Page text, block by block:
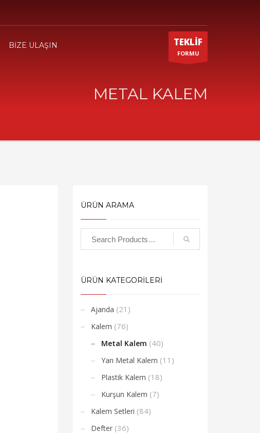
BİZE ULAŞIN TEKLİF
FORMU
METAL KALEM
ÜRÜN ARAMA
ÜRÜN KATEGORİLERİ
Ajanda (21)
Kalem (76)
Metal Kalem (40)
Yarı Metal Kalem (11)
Plastik Kalem (18)
Kurşun Kalem (7)
Kalem Setleri (84)
Defter (36)